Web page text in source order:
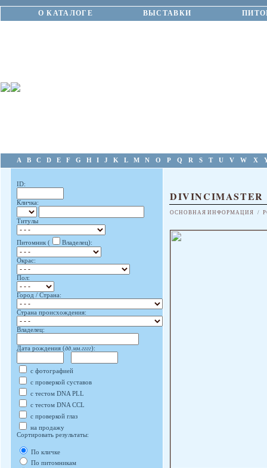
О КАТАЛОГЕ ВЫСТАВКИ
A B C D E F G H I J K L M N O P Q R S T U V W X
ID:
Кличка:
Титулы
Питомник ( Владелец):
Окрас:
Пол:
Город / Страна:
Страна происхождения:
Владелец:
Дата рождения (дд.мм.гггг):
с фотографией
с проверкой суставов
с тестом DNA PLL
с тестом DNA CCL
с проверкой глаз
на продажу
Сортировать результаты:
По кличке
По питомникам
DIVINCIMASTER
ОСНОВНАЯ ИНФОРМАЦИЯ /